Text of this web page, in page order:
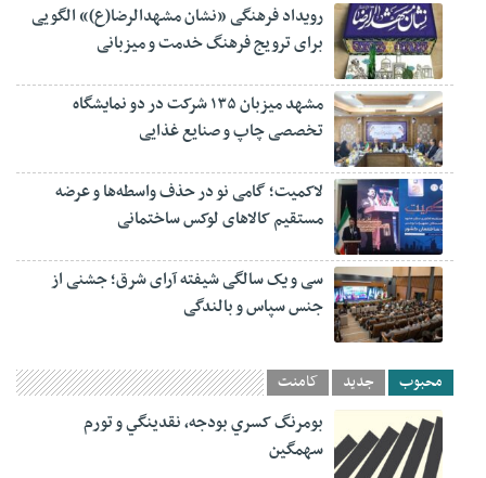
رویداد فرهنگی «نشان مشهدالرضا(ع)» الگویی
برای ترویج فرهنگ خدمت و میزبانی
مشهد میزبان ۱۳۵ شرکت در دو نمایشگاه
تخصصی چاپ و صنایع غذایی
لاکمیت؛ گامی نو در حذف واسطه‌ها و عرضه
مستقیم کالاهای لوکس ساختمانی
سی و یک سالگی شیفته آرای شرق؛ جشنی از
جنس سپاس و بالندگی
محبوب جدید کامنت
بومرنگ کسري بودجه، نقدينگي و تورم
سهمگين